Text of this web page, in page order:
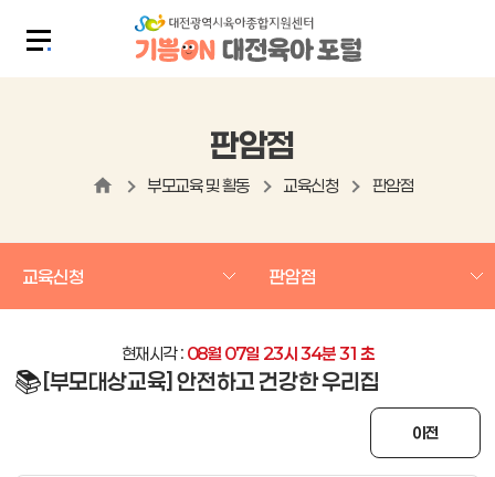
판암점
부모교육 및 활동 교육신청 판암점
교육신청 판암점
현재시각 : 08월 07일 23시34분31 초
📚 [부모대상교육] 안전하고 건강한 우리집
이전